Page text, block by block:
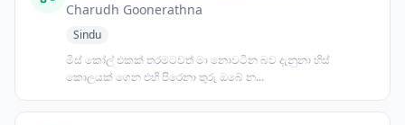
Charudh Goonerathna
Sindu
මිස් කෝල් එකක් තරමටවත් මා නොවටින බව දැනුනා හිස්
කොලයක් ගෙන එහි පිරෙනා තුරු ඔබේ න...